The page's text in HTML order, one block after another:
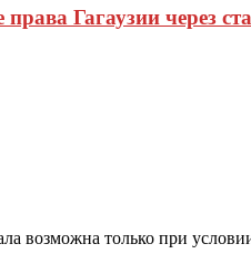
Гагаузии через
возможна только при